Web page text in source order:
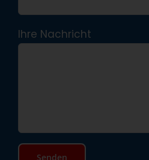
Ihre Nachricht